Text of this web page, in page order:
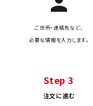
ご住所・連絡先など、
必要な情報を入力します。
Step 3
注文に進む